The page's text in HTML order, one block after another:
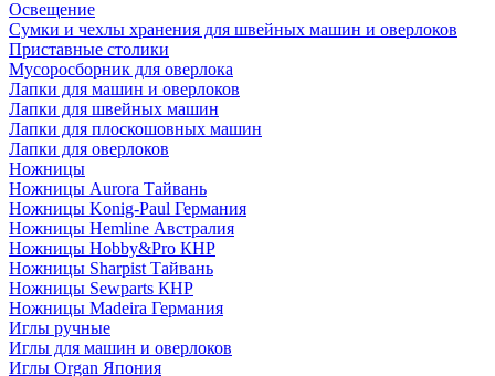
Освещение
Сумки и чехлы хранения для швейных машин и оверлоков
Приставные столики
Мусоросборник для оверлока
Лапки для машин и оверлоков
Лапки для швейных машин
Лапки для плоскошовных машин
Лапки для оверлоков
Ножницы
Ножницы Aurora Тайвань
Ножницы Konig-Paul Германия
Ножницы Hemline Австралия
Ножницы Hobby&Pro КНР
Ножницы Sharpist Тайвань
Ножницы Sewparts КНР
Ножницы Madeira Германия
Иглы ручные
Иглы для машин и оверлоков
Иглы Organ Япония